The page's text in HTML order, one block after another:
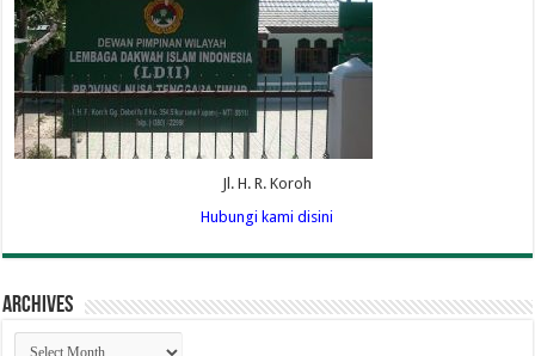
Jl. H. R. Koroh
Hubungi kami disini
Archives
Archives